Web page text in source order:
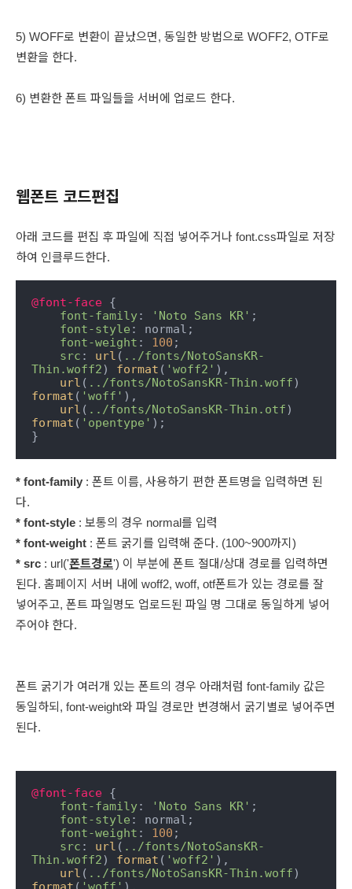
5) WOFF로 변환이 끝났으면, 동일한 방법으로 WOFF2, OTF로
변환을 한다.
6) 변환한 폰트 파일들을 서버에 업로드 한다.
웹폰트 코드편집
아래 코드를 편집 후 파일에 직접 넣어주거나 font.css파일로 저장
하여 인클루드한다.
@font-face {
font-family: 'Noto Sans KR' ;
font-style : normal;
font-weight : 100 ;
src : url ( ../fonts/NotoSansKR-
Thin.woff2) format ( 'woff2' ),
url ( ../fonts/NotoSansKR-Thin.woff
format ( 'woff' ),
url ( ../fonts/NotoSansKR-Thin.otf
format ( 'opentype' );
}
* font-family : 폰트 이름, 사용하기 편한 폰트명을 입력하면 된
다.
* font-style : 보통의 경우 normal를 입력
* font-weight : 폰트 굵기를 입력해 준다. (100~900까지)
* src : url('폰트경로') 이 부분에 폰트 절대/상대 경로를 입력하면
된다. 홈페이지 서버 내에 woff2, woff, otf폰트가 있는 경로를 잘
넣어주고, 폰트 파일명도 업로드된 파일 명 그대로 동일하게 넣어
주어야 한다.
폰트 굵기가 여러개 있는 폰트의 경우 아래처럼 font-family 값은
동일하되, font-weight와 파일 경로만 변경해서 굵기별로 넣어주면
된다.
@font-face {
font-family: 'Noto Sans KR' ;
font-style : normal;
font-weight : 100 ;
src : url ( ../fonts/NotoSansKR-
Thin.woff2) format ( 'woff2' ),
url ( ../fonts/NotoSansKR-Thin.woff